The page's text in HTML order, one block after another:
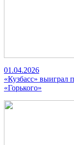
01.04.2026
«Кузбасс» выиграл
«Горького»